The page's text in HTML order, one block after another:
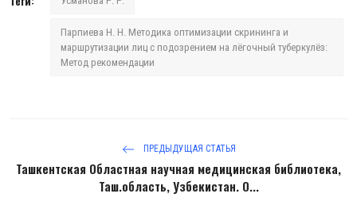
Парпиева Н. Н. Методика оптимизации скрининга и
маршрутизации лиц с подозрением на лёгочный туберкулёз:
Метод рекомендации
ПРЕДЫДУЩАЯ СТАТЬЯ
Ташкентская Областная научная медицинская библиотека,
Таш.область, Узбекистан. О...